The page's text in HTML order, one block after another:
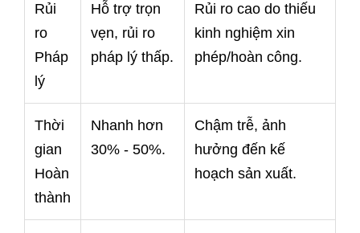
Rủi
ro
Pháp
lý
Hỗ trợ trọn
vẹn, rủi ro
pháp lý thấp.
Rủi ro cao do thiếu
kinh nghiệm xin
phép/hoàn công.
Thời
gian
Hoàn
thành
Nhanh hơn
30% - 50%.
Chậm trễ, ảnh
hưởng đến kế
hoạch sản xuất.